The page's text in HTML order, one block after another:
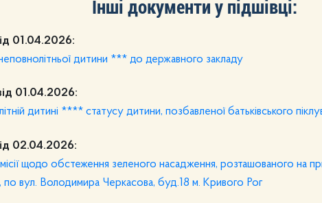
Інші документи у підшівці:
01.04.2026:
дитини *** до державного закладу
01.04.2026:
дитині **** статусу дитини, позбавленої батьківського
02.04.2026:
щодо обстеження зеленого насадження, розташованого на
вул. Володимира Черкасова, буд.18 м. Кривого Рог